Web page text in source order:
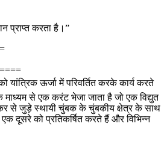
प्राप्त करता है।”
यांत्रिक ऊर्जा में परिवर्तित करके कार्य करते
से एक करंट भेजा जाता है जो एक विद्युत
से जुड़े स्थायी चुंबक के चुंबकीय क्षेत्र के साथ
दूसरे को प्रतिकर्षित करते हैं और विभिन्न